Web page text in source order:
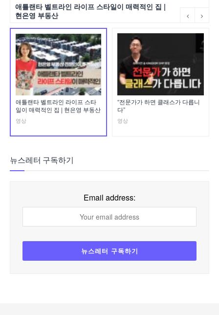
애틀랜타 벨트라인 라이프 스타일이 매력적인 집 |
현은영 부동산
애틀랜타 벨트라인 라이프 스타
일이 매력적인 집 | 현은영 부동산
영상
“전문가가 하면 클래스가 다릅니
다”
영상
뉴스레터 구독하기
Email address: